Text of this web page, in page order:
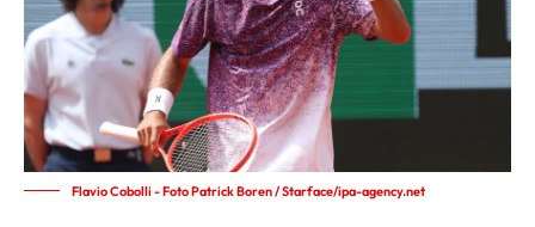
Flavio Cobolli - Foto Patrick Boren / Starface/ipa-agency.net